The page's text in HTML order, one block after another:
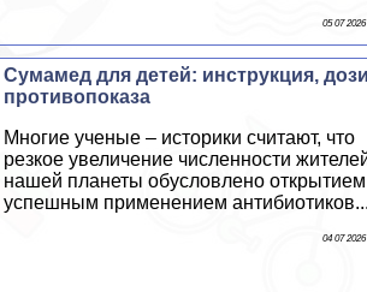
05 07
Cумамед для детей: инструкция,
противопоказа
Многие ученые – историки считают, что
резкое увеличение численности
нашей планеты обусловлено
успешным применением антибиотиков...
04 07